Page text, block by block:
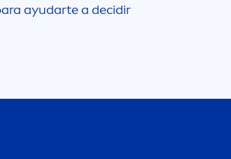
ayudarte a decidir